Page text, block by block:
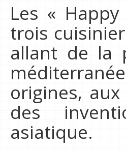
Les «
trois
allant de la
origines,
des
asiatique.